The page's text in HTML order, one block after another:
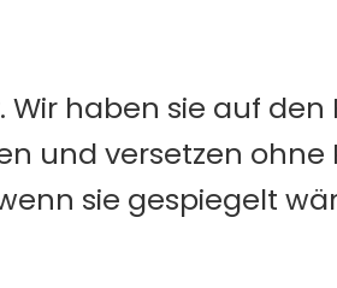
haben sie auf den
und versetzen ohne
sie gespiegelt